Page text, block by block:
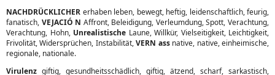
NACHDRÜCKLICHER erhaben leben, bewegt, heftig, leidenschaftlich, feurig,
fanatisch, VEJACIÓ N Affront, Beleidigung, Verleumdung, Spott, Verachtung,
Verachtung, Hohn, Unrealistische Laune, Willkür, Vielseitigkeit, Leichtigkeit,
Frivolität, Widersprüchen, Instabilität,VERN assnative, native, einheimische,
regionale, nationale.
Virulenz giftig, gesundheitsschädlich, giftig, ätzend, scharf, sarkastisch,